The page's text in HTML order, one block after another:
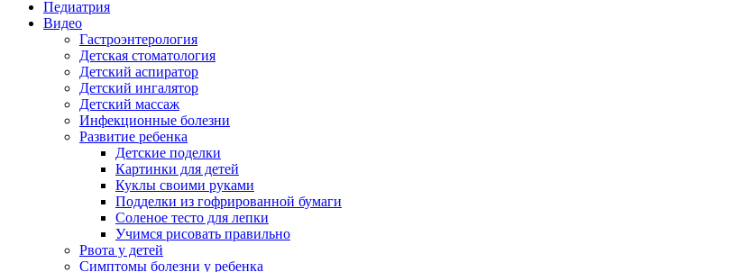
Педиатрия
Видео
Гастроэнтерология
Детская стоматология
Детский аспиратор
Детский ингалятор
Детский массаж
Инфекционные болезни
Развитие ребенка
Детские поделки
Картинки для детей
Куклы своими руками
Подделки из гофрированной бумаги
Соленое тесто для лепки
Учимся рисовать правильно
Рвота у детей
Симптомы болезни у ребенка